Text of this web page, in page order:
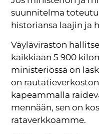
suunnitelma
historiansa laajin ja
Väyläviraston
kaikkiaan 5 900
ministeriössä on
on
kapeammalla
mennään, sen on
rataverkkoamme.